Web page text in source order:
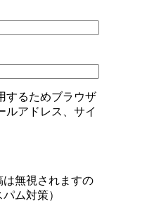
するためブラウザ
ルアドレス、サイ
は無視されますの
ム対策）